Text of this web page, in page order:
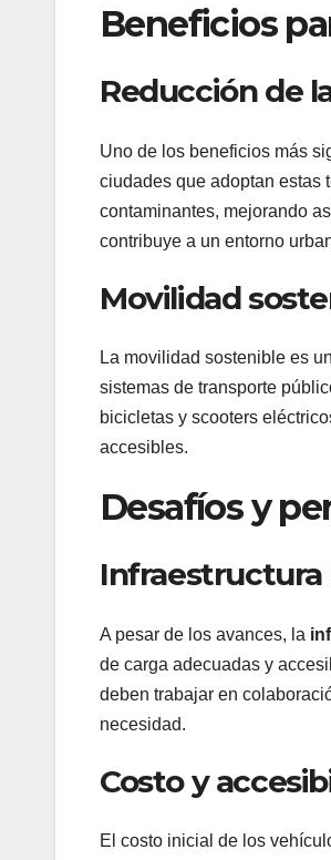
Beneficios
Reducción de
Uno de los beneficios más
ciudades que adoptan estas
contaminantes, mejorando
contribuye a un entorno
Movilidad
La movilidad sostenible es
sistemas de transporte
bicicletas y scooters
accesibles.
Desafíos y
Infraestructura
A pesar de los avances, la
de carga adecuadas y
deben trabajar en
necesidad.
Costo y
El costo inicial de los